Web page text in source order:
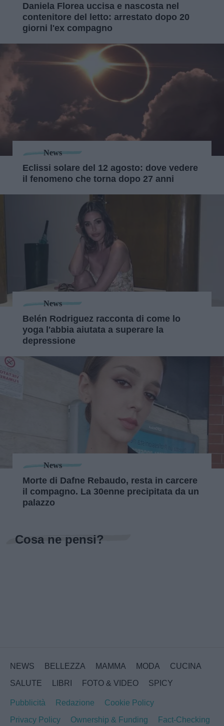
Daniela Florea uccisa e nascosta nel
contenitore del letto: arrestato dopo 20
giorni l'ex compagno
News
Eclissi solare del 12 agosto: dove vedere
il fenomeno che torna dopo 27 anni
News
Belén Rodriguez racconta di come lo
yoga l'abbia aiutata a superare la
depressione
News
Morte di Dafne Rebaudo, resta in carcere
il compagno. La 30enne precipitata da un
palazzo
Cosa ne pensi?
NEWS BELLEZZA MAMMA MODA
CUCINA
SALUTE
LIBRI FOTO & VIDEO SPICY
Pubblicità Redazione
Cookie Policy
Privacy Policy
Ownership & Funding Fact-Checking